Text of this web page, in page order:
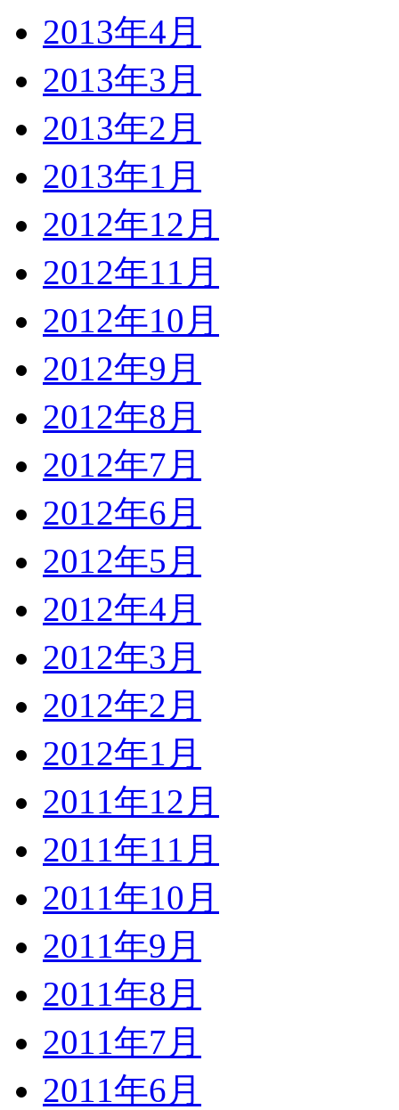
2013年4月
2013年3月
2013年2月
2013年1月
2012年12月
2012年11月
2012年10月
2012年9月
2012年8月
2012年7月
2012年6月
2012年5月
2012年4月
2012年3月
2012年2月
2012年1月
2011年12月
2011年11月
2011年10月
2011年9月
2011年8月
2011年7月
2011年6月